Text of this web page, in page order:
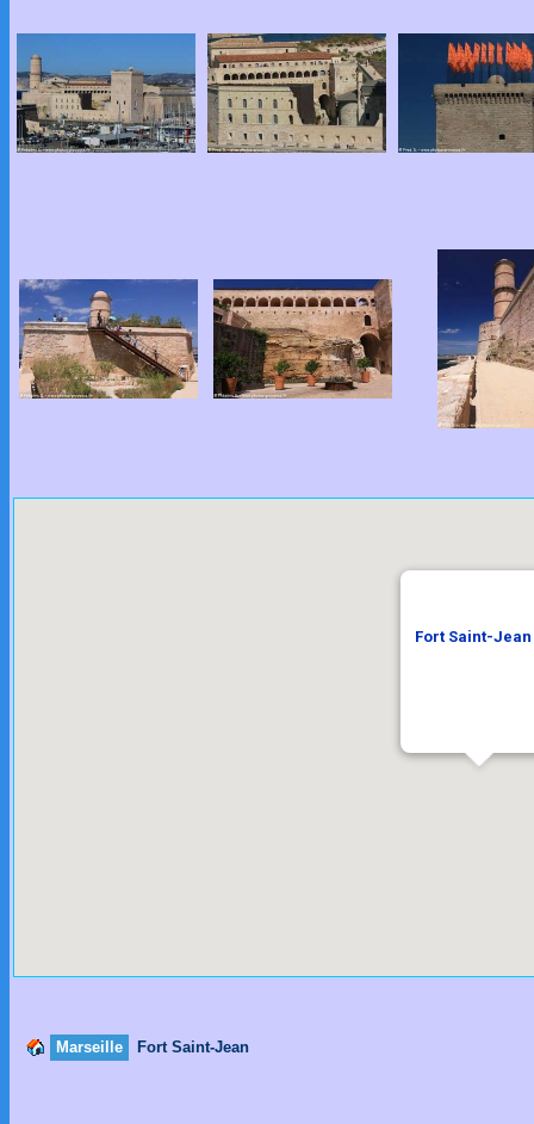
Fort Saint-Jean
Marseille Fort Saint-Jean